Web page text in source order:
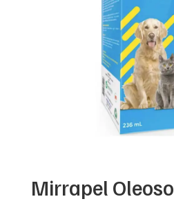
Mirrapel Oleoso